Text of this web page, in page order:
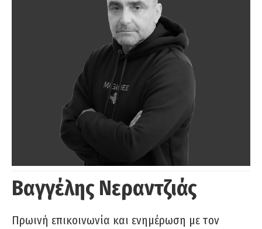
Βαγγέλης Νεραντζιάς
Πρωινή επικοινωνία και ενημέρωση με τον